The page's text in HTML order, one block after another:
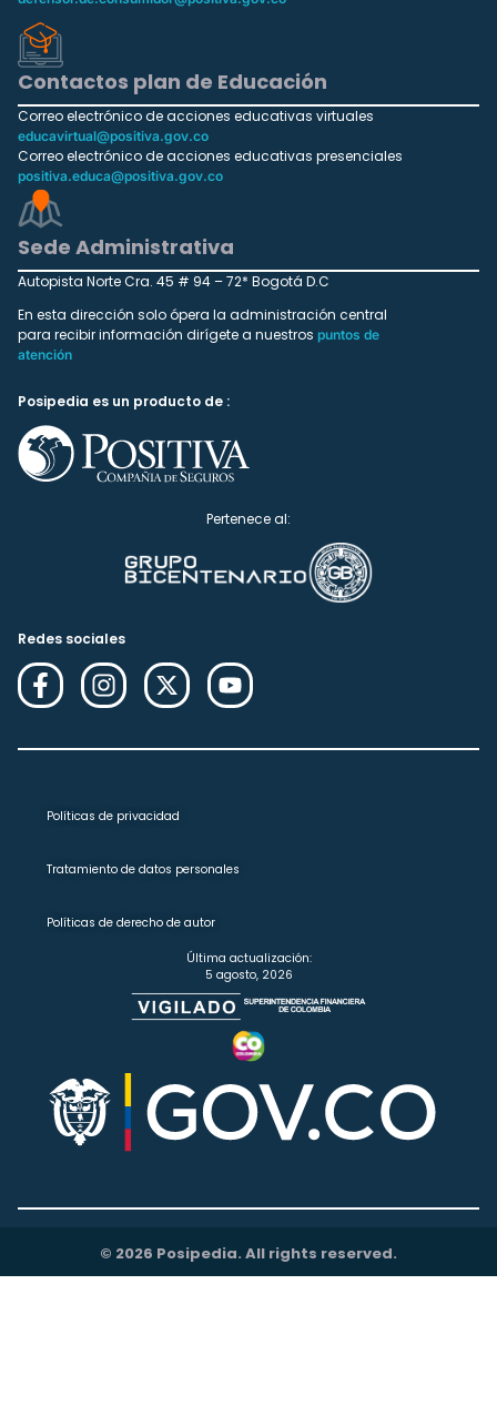
Contactos plan de Educación
Correo electrónico de acciones educativas virtuales
educavirtual@positiva.gov.co
Correo electrónico de acciones educativas presenciales
positiva.educa@positiva.gov.co
Sede Administrativa
Autopista Norte Cra. 45 # 94 – 72* Bogotá D.C
En esta dirección solo ópera la administración central
para recibir información dirígete a nuestros puntos de
atención
Posipedia es un producto de :
Pertenece al:
Redes sociales
Políticas de privacidad
Tratamiento de datos personales
Políticas de derecho de autor
Última actualización:
5 agosto, 2026
© 2026 Posipedia. All rights reserved.